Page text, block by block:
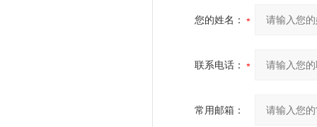
您的姓名：
联系电话：
常用邮箱：